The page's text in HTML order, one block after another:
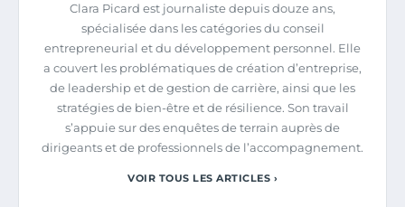
Clara Picard est journaliste depuis douze ans,
spécialisée dans les catégories du conseil
entrepreneurial et du développement personnel. Elle
a couvert les problématiques de création d’entreprise,
de leadership et de gestion de carrière, ainsi que les
stratégies de bien-être et de résilience. Son travail
s’appuie sur des enquêtes de terrain auprès de
dirigeants et de professionnels de l’accompagnement.
VOIR TOUS LES ARTICLES ›